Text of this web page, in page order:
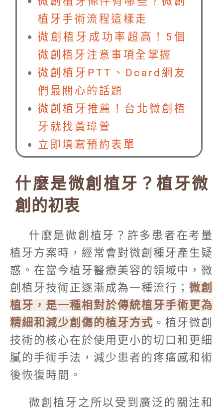
植牙手術流程這樣走
微創植牙成功率超高！5個
微創植牙注意事項全掌握
微創植牙PTT、Dcard網友
們最關心的話題
微創植牙推薦！台北微創植
牙就找黃瑋萱
立即填寫預約表單
什麼是微創植牙？植牙微
創的初衷
什麼是微創植牙？許多患者在考量
植牙方案時，經常會對微創種牙產生疑
惑。在當今植牙醫療美容的領域中，微
創植牙技術正逐漸成為一種流行； 微創
植牙，是一種相對於傳統植牙手術更為
精細和減少創傷的植牙方式 。植牙微創
技術的核心在於使用更小的切口和更細
膩的手術手法，減少患者的疼痛感和術
後恢復時間。
微創植牙之所以受到廣泛的關注和